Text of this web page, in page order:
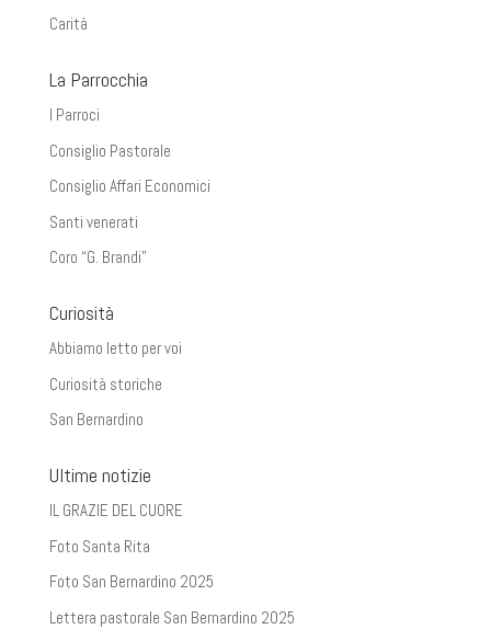
Carità
La Parrocchia
I Parroci
Consiglio Pastorale
Consiglio Affari Economici
Santi venerati
Coro “G. Brandi”
Curiosità
Abbiamo letto per voi
Curiosità storiche
San Bernardino
Ultime notizie
IL GRAZIE DEL CUORE
Foto Santa Rita
Foto San Bernardino 2025
Lettera pastorale San Bernardino 2025